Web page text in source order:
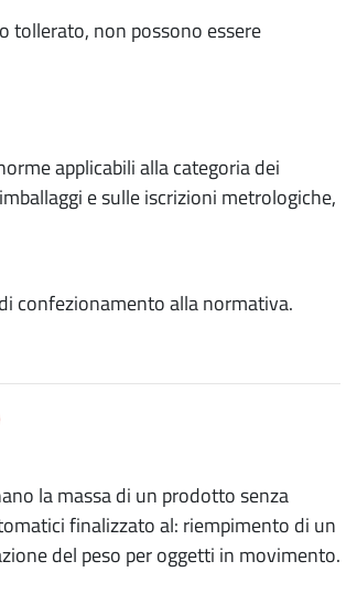
tollerato, non possono essere
applicabili alla categoria dei
e sulle iscrizioni metrologiche,
confezionamento alla normativa.
la massa di un prodotto senza
finalizzato al: riempimento di un
del peso per oggetti in movimento.